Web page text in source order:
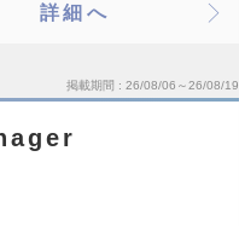
詳細へ
掲載期間 26/08/06～26/08/19